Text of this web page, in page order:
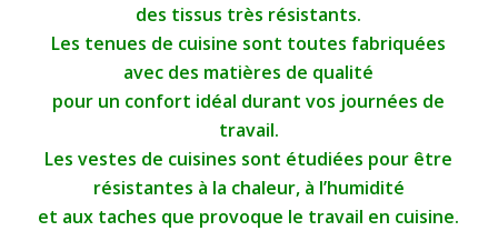
des tissus très résistants.
Les tenues de cuisine sont toutes fabriquées
avec des matières de qualité
pour un confort idéal durant vos journées de
travail.
Les vestes de cuisines sont étudiées pour être
résistantes à la chaleur, à l’humidité
et aux taches que provoque le travail en cuisine.